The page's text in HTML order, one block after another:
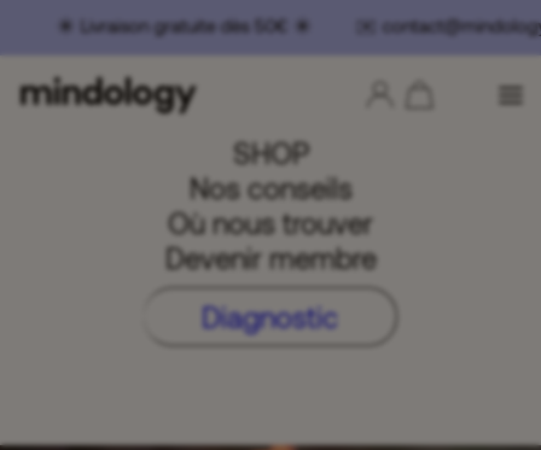
gratuite dès 50€ ☀️ ✉️
SHOP
Nos conseils
Où nous trouver
Devenir membre
Diagnostic